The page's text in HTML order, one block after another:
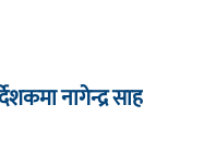
नागेन्द्र साह